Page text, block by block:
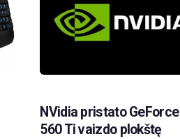
NVidia pristato
560 Ti vaizdo plokštę